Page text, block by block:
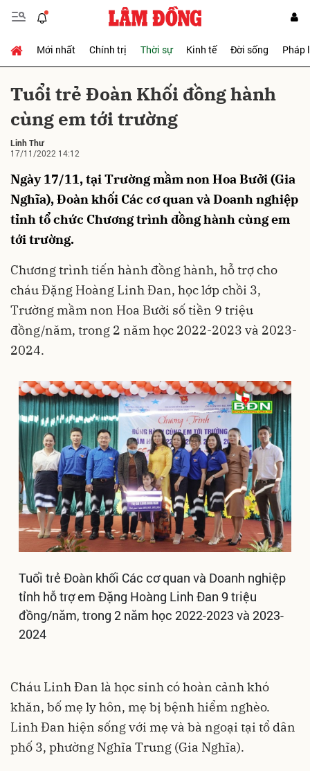
Mới nhất Chính trị Thời sự Kinh tế Đời sống Pháp
Tuổi trẻ Đoàn Khối đồng hành
cùng em tới trường
Linh Thư
17/11/2022 14:12
Ngày 17/11, tại Trường mầm non Hoa Bưởi (Gia
Nghĩa), Đoàn khối Các cơ quan và Doanh nghiệp
tỉnh tổ chức Chương trình đồng hành cùng em
tới trường.
Chương trình tiến hành đồng hành, hỗ trợ cho
cháu Đặng Hoàng Linh Đan, học lớp chồi 3,
Trường mầm non Hoa Bưởi số tiền 9 triệu
đồng/năm, trong 2 năm học 2022-2023 và 2023-
2024.
Tuổi trẻ Đoàn khối Các cơ quan và Doanh nghiệp
tỉnh hỗ trợ em Đặng Hoàng Linh Đan 9 triệu
đồng/năm, trong 2 năm học 2022-2023 và 2023-
2024
Cháu Linh Đan là học sinh có hoàn cảnh khó
khăn, bố mẹ ly hôn, mẹ bị bệnh hiểm nghèo.
Linh Đan hiện sống với mẹ và bà ngoại tại tổ dân
phố 3, phường Nghĩa Trung (Gia Nghĩa).
Gửi bình luận
Gửi